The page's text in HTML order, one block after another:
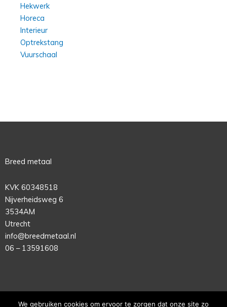
Hekwerk
Horeca
Interieur
Optrekstang
Vuurschaal
Breed metaal
KVK 60348518
Nijverheidsweg 6
3534AM
Utrecht
info@breedmetaal.nl
06 – 13591608
We gebruiken cookies om ervoor te zorgen dat onze site zo